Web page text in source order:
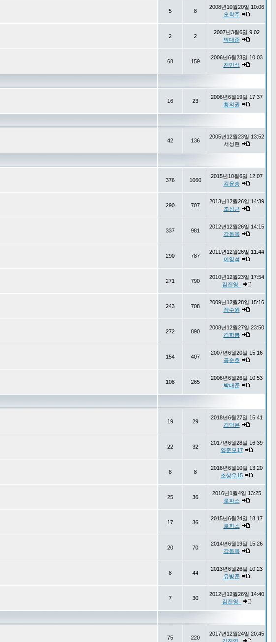
5 8
2008년10월20일 10:06
오학주
2 2
2007년3월6일 9:02
박대준
68 159
2006년6월23일 10:03
진민식
16 23
2006년6월19일 17:37
황의권
42 136
2005년12월23일 13:52
서성현
376 1060
2015년10월6일 12:07
김윤승
290 707
2013년12월26일 14:39
조성근
337 981
2012년12월26일 14:15
강동옥
290 787
2011년12월26일 11:44
이영석
271 790
2010년12월23일 17:54
김진영_
243 708
2009년12월28일 15:16
장수원
272 890
2008년12월27일 23:50
김학봉
154 407
2007년6월20일 15:16
공순호
108 265
2006년6월26일 10:53
박대준
19 29
2018년6월27일 15:41
김덕은
22 32
2017년6월28일 16:39
양준모17
8 8
2016년6월10일 13:20
조상우15
25 36
2016년1월4일 13:25
로파스
17 36
2015년6월24일 18:17
로파스
20 70
2014년6월19일 15:26
강동옥
8 44
2013년6월26일 10:23
유병준
7 30
2012년12월26일 14:40
김진영_
75 220
2017년12월24일 20:45